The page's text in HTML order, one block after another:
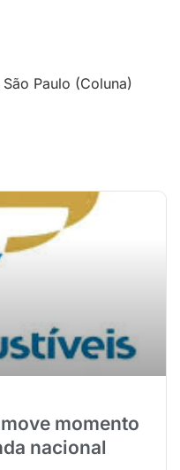
Paulo (Coluna)
momento
nacional